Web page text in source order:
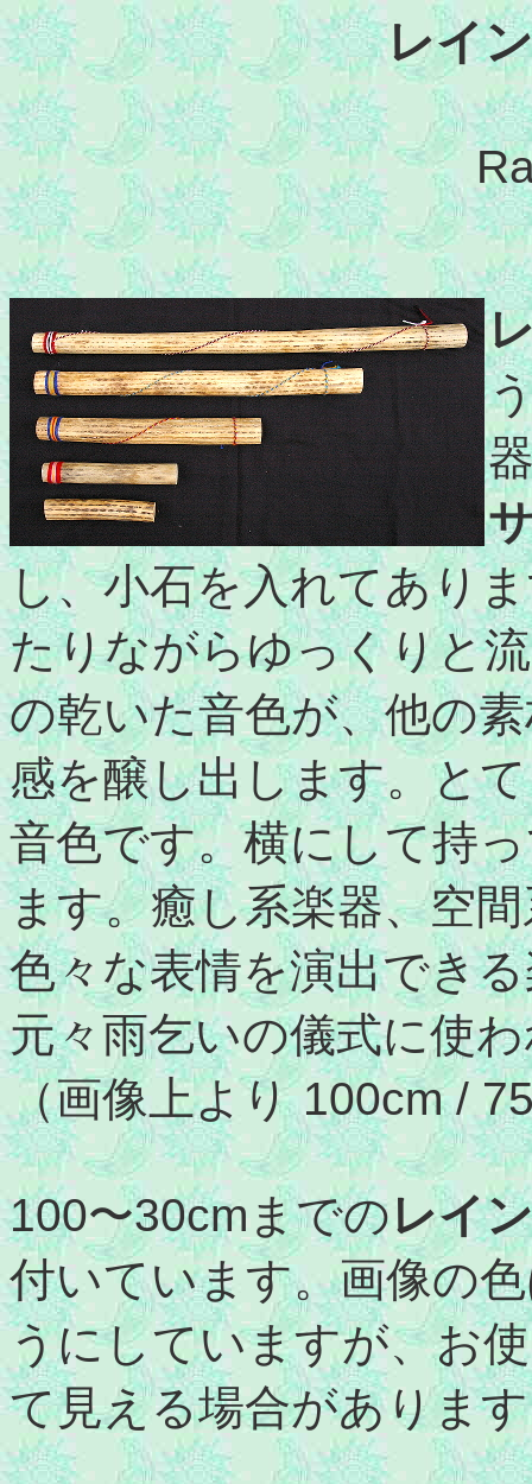
レイ
し、小石を入れてあり
たりながらゆっくりと
の乾いた音色が、他の
感を醸し出します。と
音色です。横にして持
ます。癒し系楽器、空
色々な表情を演出でき
元々雨乞いの儀式に使
（画像上より 100cm /
100〜30cmまでのレイ
付いています。画像の
うにしていますが、お
て見える場合がありま